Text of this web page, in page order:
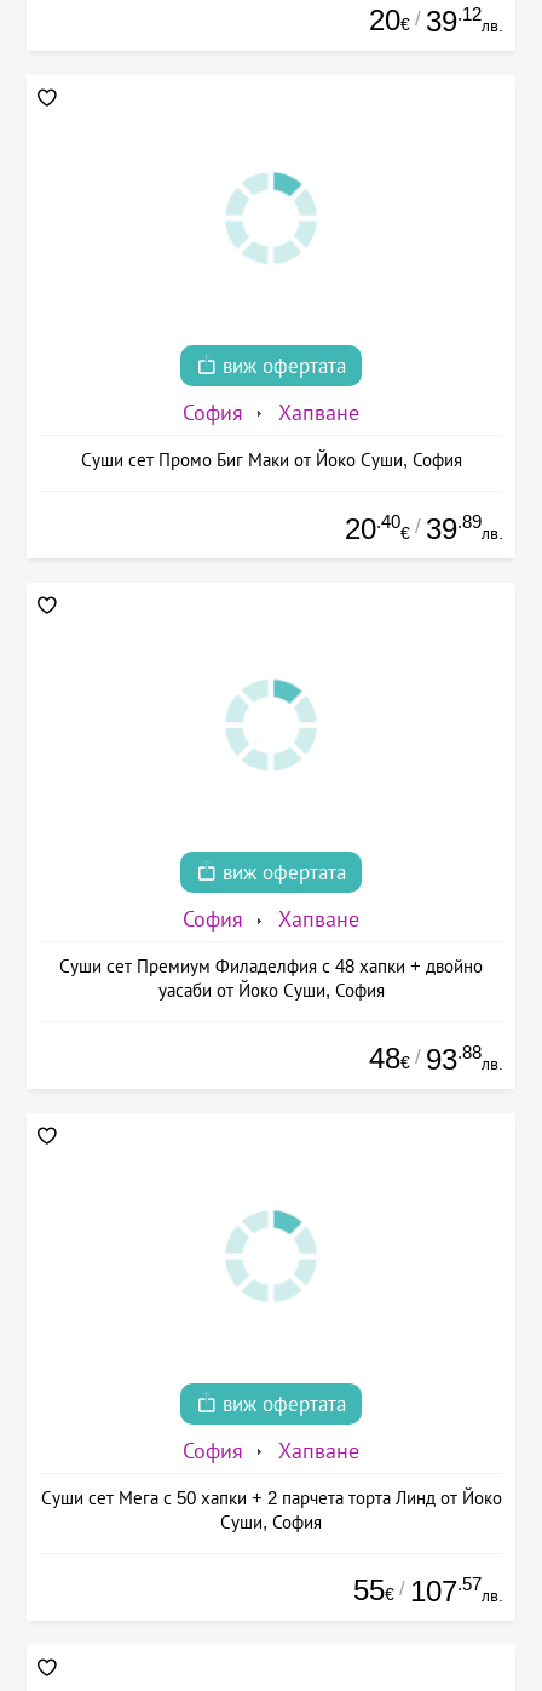
20€ / 39.12
лв.
виж офертата
София Хапване
Суши сет Промо Биг Маки от Йоко Суши, София
20.40
€ / 39.89
лв.
виж офертата
София Хапване
Суши сет Премиум Филаделфия с 48 хапки + двойно
уасаби от Йоко Суши, София
48€ / 93.88
лв.
виж офертата
София Хапване
Суши сет Мега с 50 хапки + 2 парчета торта Линд от Йоко
Суши, София
55€ / 107.57
лв.